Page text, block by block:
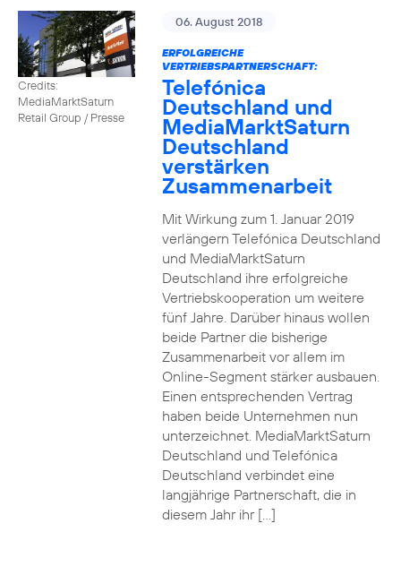
Credits:
MediaMarktSaturn
Retail Group / Presse
06. August 2018
ERFOLGREICHE
VERTRIEBSPARTNERSCHAFT:
Telefónica
Deutschland und
MediaMarktSaturn
Deutschland
verstärken
Zusammenarbeit
Mit Wirkung zum 1. Januar 2019
verlängern Telefónica Deutschland
und MediaMarktSaturn
Deutschland ihre erfolgreiche
Vertriebskooperation um weitere
fünf Jahre. Darüber hinaus wollen
beide Partner die bisherige
Zusammenarbeit vor allem im
Online-Segment stärker ausbauen.
Einen entsprechenden Vertrag
haben beide Unternehmen nun
unterzeichnet. MediaMarktSaturn
Deutschland und Telefónica
Deutschland verbindet eine
langjährige Partnerschaft, die in
diesem Jahr ihr […]